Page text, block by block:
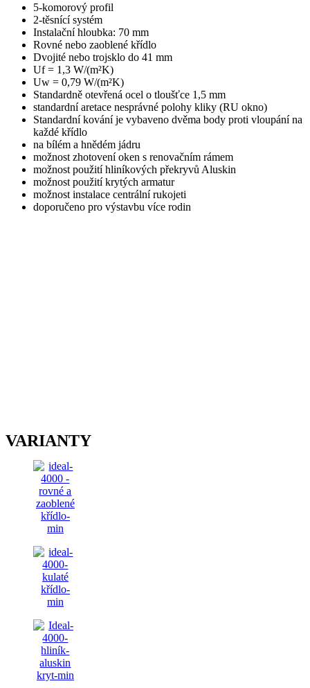
5-komorový profil
2-těsnící systém
Instalační hloubka: 70 mm
Rovné nebo zaoblené křídlo
Dvojité nebo trojsklo do 41 mm
Uf = 1,3 W/(m²K)
Uw = 0,79 W/(m²K)
Standardně otevřená ocel o tloušťce 1,5 mm
standardní aretace nesprávné polohy kliky (RU okno)
Standardní kování je vybaveno dvěma body proti vloupání na
každé křídlo
na bílém a hnědém jádru
možnost zhotovení oken s renovačním rámem
možnost použití hliníkových překryvů Aluskin
možnost použití krytých armatur
možnost instalace centrální rukojeti
doporučeno pro výstavbu více rodin
VARIANTY